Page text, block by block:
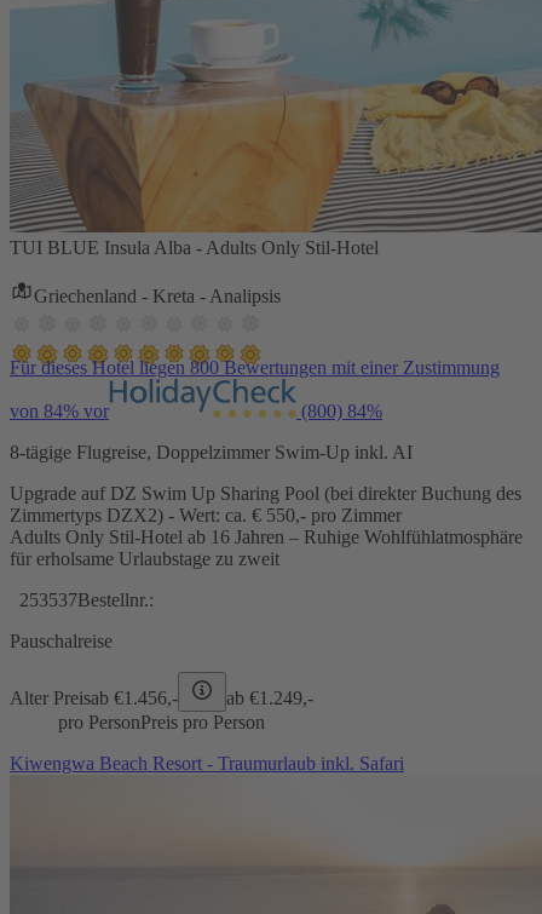
TUI BLUE Insula Alba - Adults Only Stil-Hotel
Griechenland - Kreta - Analipsis
Für dieses Hotel liegen 800 Bewertungen mit einer Zustimmung
von 84% vor (800) 84%
8-tägige Flugreise, Doppelzimmer Swim-Up inkl. AI
Upgrade auf DZ Swim Up Sharing Pool (bei direkter Buchung des
Zimmertyps DZX2) - Wert: ca. € 550,- pro Zimmer
Adults Only Stil-Hotel ab 16 Jahren – Ruhige Wohlfühlatmosphäre
für erholsame Urlaubstage zu zweit
253537Bestellnr.:
Pauschalreise
Alter Preisab €1.456,- ab €1.249,-
pro PersonPreis pro Person
Kiwengwa Beach Resort - Traumurlaub inkl. Safari